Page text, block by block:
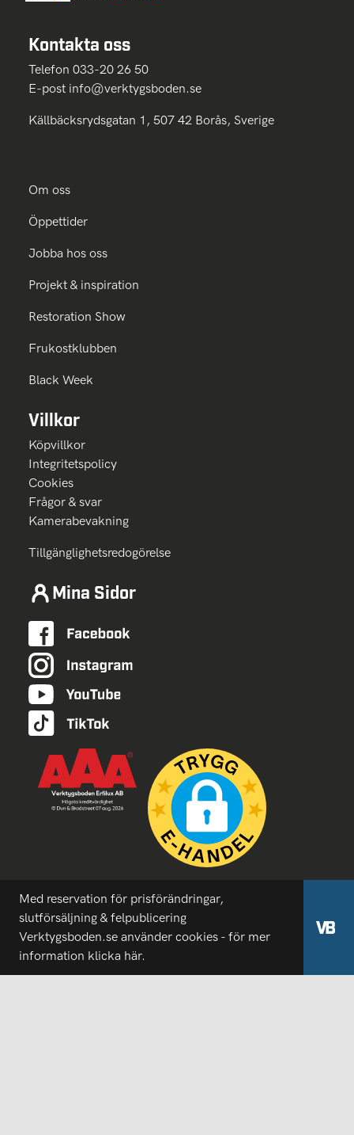
Kontakta oss
Telefon 033-20 26 50
E-post info@verktygsboden.se
Källbäcksrydsgatan 1, 507 42 Borås, Sverige
Om oss
Öppettider
Jobba hos oss
Projekt & inspiration
Restoration Show
Frukostklubben
Black Week
Villkor
Köpvillkor
Integritetspolicy
Cookies
Frågor & svar
Kamerabevakning
Tillgänglighetsredogörelse
Mina Sidor
Med reservation för prisförändringar,
slutförsäljning & felpublicering
Verktygsboden.se använder cookies - för mer
information klicka här.